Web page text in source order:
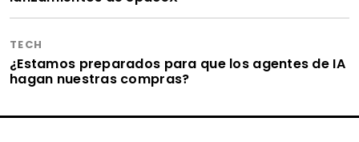
TECH
¿Estamos preparados para que los agentes de IA
hagan nuestras compras?